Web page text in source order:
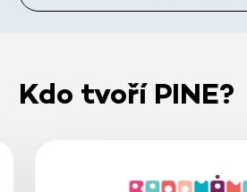
Kdo tvoří PINE?